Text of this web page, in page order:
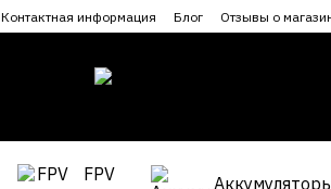
Контактная информация Блог
Отзывы о
FPV